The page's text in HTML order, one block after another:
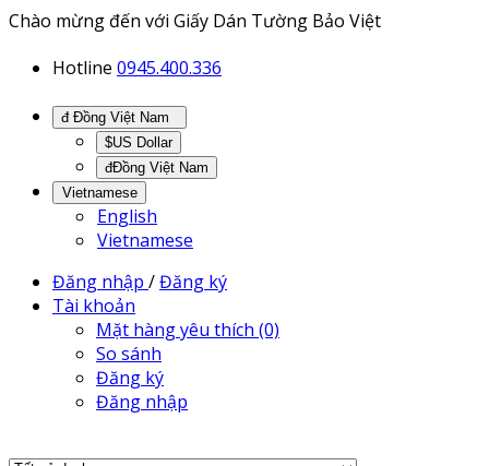
Chào mừng đến với Giấy Dán Tường Bảo Việt
Hotline 0945.400.336
$US Dollar
đĐồng Việt Nam
Vietnamese
English
Vietnamese
Đăng nhập /Đăng ký
Tài khoản
Mặt hàng yêu thích (0)
So sánh
Đăng ký
Đăng nhập